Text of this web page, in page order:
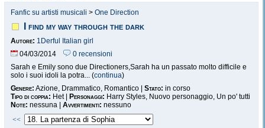
Fanfic su artisti musicali > One Direction
I find my way through the dark
Autore: 1Derful Italian girl
04/03/2014
0 recensioni
Sarah e Emily sono due Directioners,Sarah ha un passato molto difficile e
solo i suoi idoli la potra... (continua)
Genere: Azione, Drammatico, Romantico | Stato: in corso
Tipo di coppia: Het | Personaggi: Harry Styles, Nuovo personaggio, Un po' tutti
Note: nessuna | Avvertimenti: nessuno
<<